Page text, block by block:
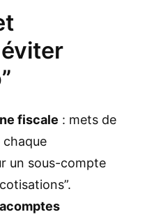
fiscale : mets de
chaque
un sous-compte